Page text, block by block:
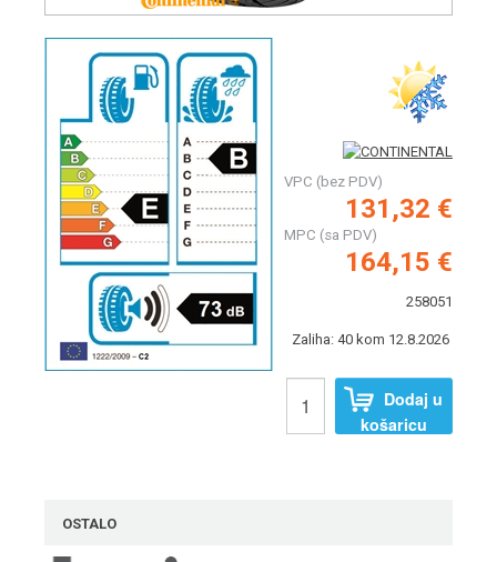
VPC (bez PDV)
131,32 €
MPC (sa PDV)
164,15 €
258051
Zaliha: 40 kom 12.8.2026
Dodaj u
košaricu
OSTALO